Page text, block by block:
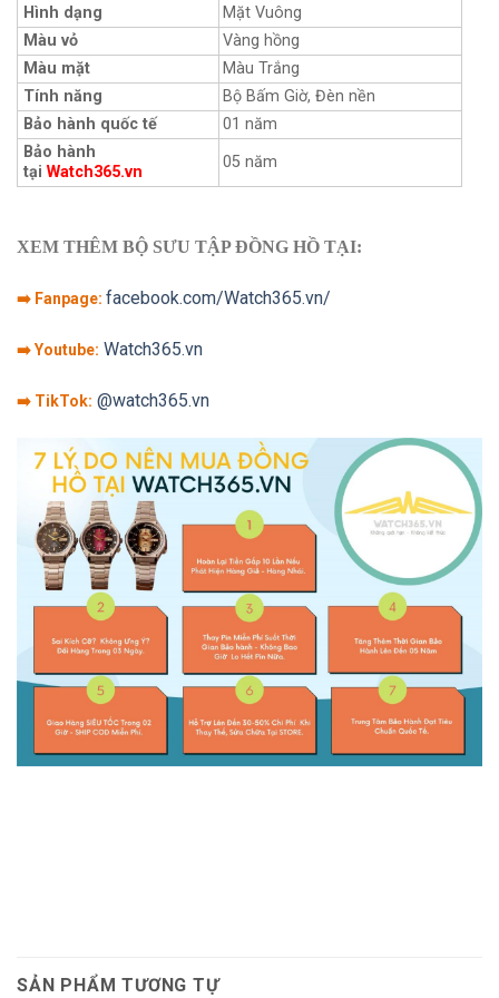
Hình dạng
Mặt Vuông
Màu vỏ
Vàng hồng
Màu mặt
Màu Trắng
Tính năng
Bộ Bấm Giờ, Đèn nền
Bảo hành quốc tế
01 năm
Bảo hành
tại Watch365.vn
05 năm
XEM THÊM BỘ SƯU TẬP ĐỒNG HỒ TẠI:
➡️ Fanpage: facebook.com/Watch365.vn/
➡️ Youtube: Watch365.vn
➡️ TikTok: @watch365.vn
SẢN PHẨM TƯƠNG TỰ